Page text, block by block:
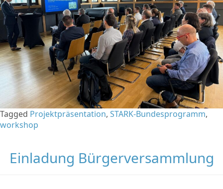
Tagged Projektpräsentation, STARK-Bundesprogramm,
workshop
Einladung Bürgerversammlung